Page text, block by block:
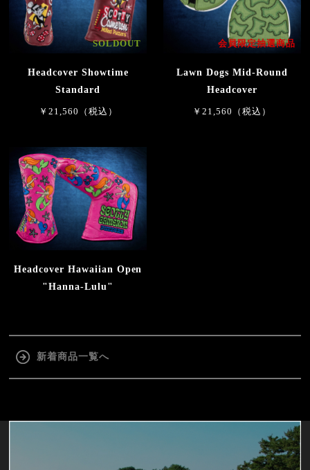
SOLDOUT
Headcover Showtime
Standard
￥21,560（税込）
会員限定抽選商品
Lawn Dogs Mid-Round
Headcover
￥21,560（税込）
Headcover Hawaiian Open
"Hanna-Lulu"
新着商品一覧へ